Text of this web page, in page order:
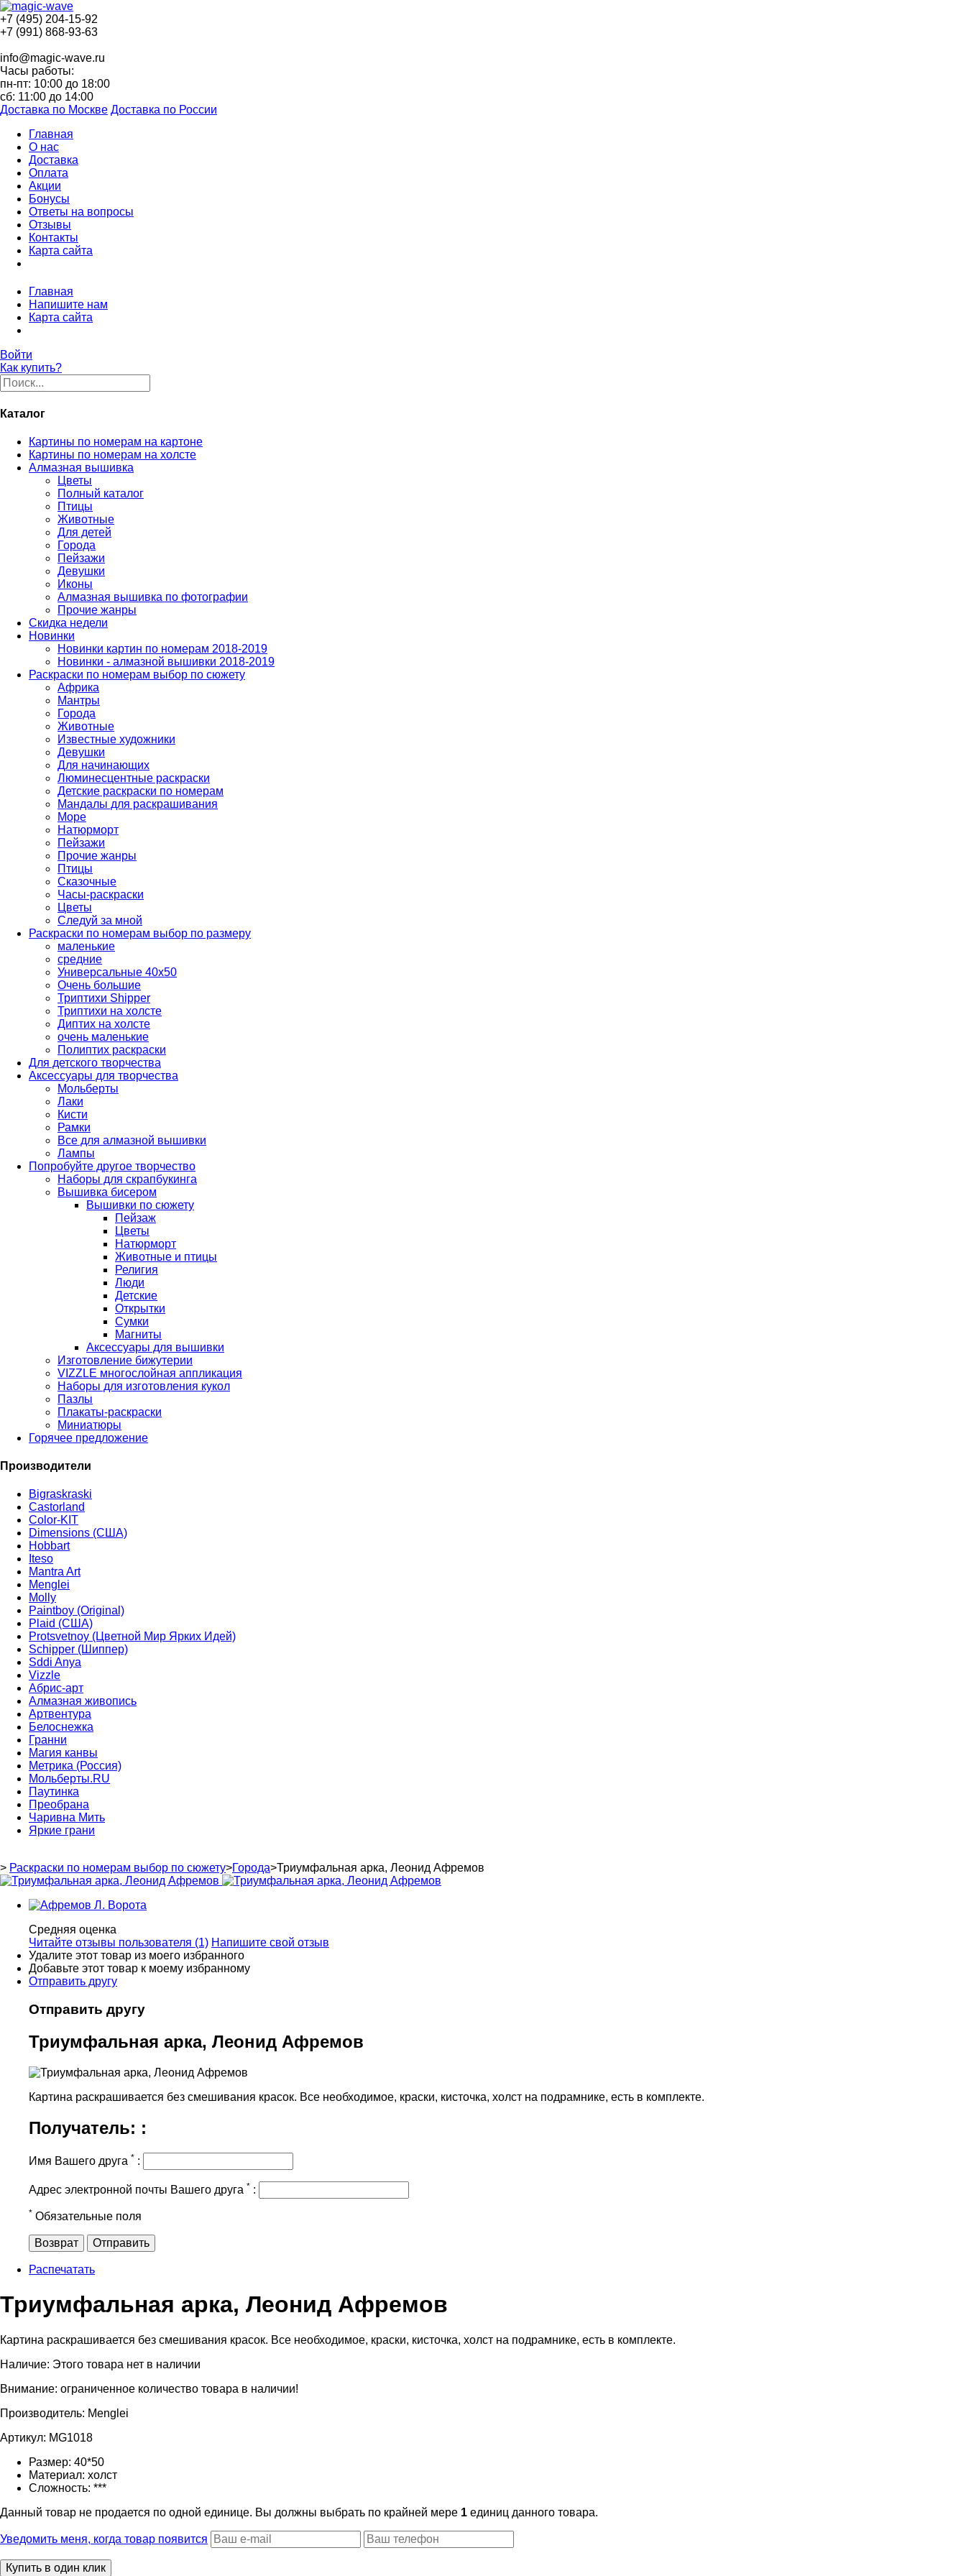
+7 (495) 204-15-92
+7 (991) 868-93-63
info@magic-wave.ru
Часы работы:
пн-пт: 10:00 до 18:00
сб: 11:00 до 14:00
Доставка по Москве Доставка по России
Главная
О нас
Доставка
Оплата
Акции
Бонусы
Ответы на вопросы
Отзывы
Контакты
Карта сайта
Главная
Напишите нам
Карта сайта
Войти
Как купить?
Каталог
Картины по номерам на картоне
Картины по номерам на холсте
Алмазная вышивка
Цветы
Полный каталог
Птицы
Животные
Для детей
Города
Пейзажи
Девушки
Иконы
Алмазная вышивка по фотографии
Прочие жанры
Скидка недели
Новинки
Новинки картин по номерам 2018-2019
Новинки - алмазной вышивки 2018-2019
Раскраски по номерам выбор по сюжету
Африка
Мантры
Города
Животные
Известные художники
Девушки
Для начинающих
Люминесцентные раскраски
Детские раскраски по номерам
Мандалы для раскрашивания
Море
Натюрморт
Пейзажи
Прочие жанры
Птицы
Сказочные
Часы-раскраски
Цветы
Следуй за мной
Раскраски по номерам выбор по размеру
маленькие
средние
Универсальные 40х50
Очень большие
Триптихи Shipper
Триптихи на холсте
Диптих на холсте
очень маленькие
Полиптих раскраски
Для детского творчества
Аксессуары для творчества
Мольберты
Лаки
Кисти
Рамки
Все для алмазной вышивки
Лампы
Попробуйте другое творчество
Наборы для скрапбукинга
Вышивка бисером
Вышивки по сюжету
Пейзаж
Цветы
Натюрморт
Животные и птицы
Религия
Люди
Детские
Открытки
Сумки
Магниты
Аксессуары для вышивки
Изготовление бижутерии
VIZZLE многослойная аппликация
Наборы для изготовления кукол
Пазлы
Плакаты-раскраски
Миниатюры
Горячее предложение
Производители
Bigraskraski
Castorland
Color-KIT
Dimensions (США)
Hobbart
Iteso
Mantra Art
Menglei
Molly
Paintboy (Original)
Plaid (США)
Protsvetnoy (Цветной Мир Ярких Идей)
Schipper (Шиппер)
Sddi Anya
Vizzle
Абрис-арт
Алмазная живопись
Артвентура
Белоснежка
Гранни
Магия канвы
Метрика (Россия)
Мольберты.RU
Паутинка
Преобрана
Чаривна Мить
Яркие грани
> Раскраски по номерам выбор по сюжету>Города>Триумфальная арка, Леонид Афремов
Средняя оценка
Читайте отзывы пользователя (1) Напишите свой отзыв
Удалите этот товар из моего избранного
Добавьте этот товар к моему избранному
Отправить другу
Отправить другу
Триумфальная арка, Леонид Афремов
Картина раскрашивается без смешивания красок. Все необходимое, краски, кисточка, холст на подрамнике, есть в комплекте.
Получатель: :
Имя Вашего друга * :
Адрес электронной почты Вашего друга * :
* Обязательные поля
Возврат Отправить
Распечатать
Триумфальная арка, Леонид Афремов
Картина раскрашивается без смешивания красок. Все необходимое, краски, кисточка, холст на подрамнике, есть в комплекте.
Наличие: Этого товара нет в наличии
Внимание: ограниченное количество товара в наличии!
Производитель: Menglei
Артикул: MG1018
Размер: 40*50
Материал: холст
Сложность: ***
Данный товар не продается по одной единице. Вы должны выбрать по крайней мере 1 единиц данного товара.
Уведомить меня, когда товар появится